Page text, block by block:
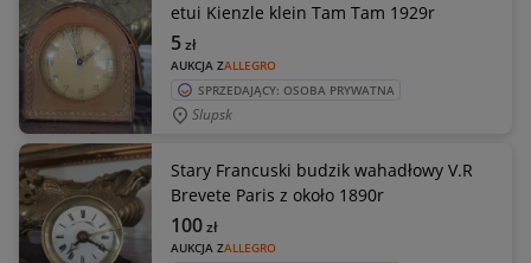
etui Kienzle klein Tam Tam 1929r
AUKCJA ZALLEGRO
5zł
SPRZEDAJĄCY: OSOBA PRYWATNA
Slupsk
Stary Francuski budzik wahadłowy V.R
Brevete Paris z około 1890r
AUKCJA ZALLEGRO
100zł